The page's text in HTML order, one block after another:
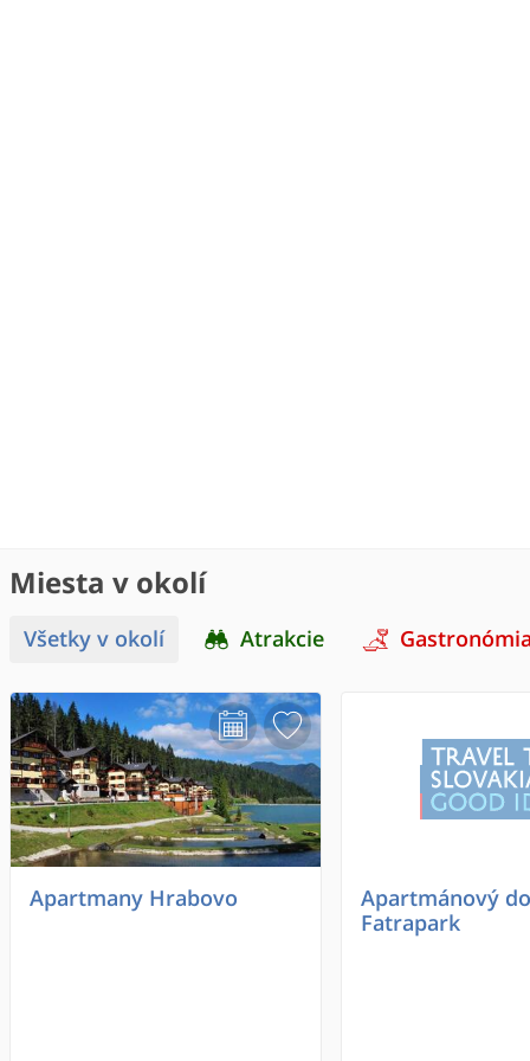
Miesta v okolí
Všetky v okolí Atrakcie
Apartmany Hrabovo
Apartmánový
Fatrapark